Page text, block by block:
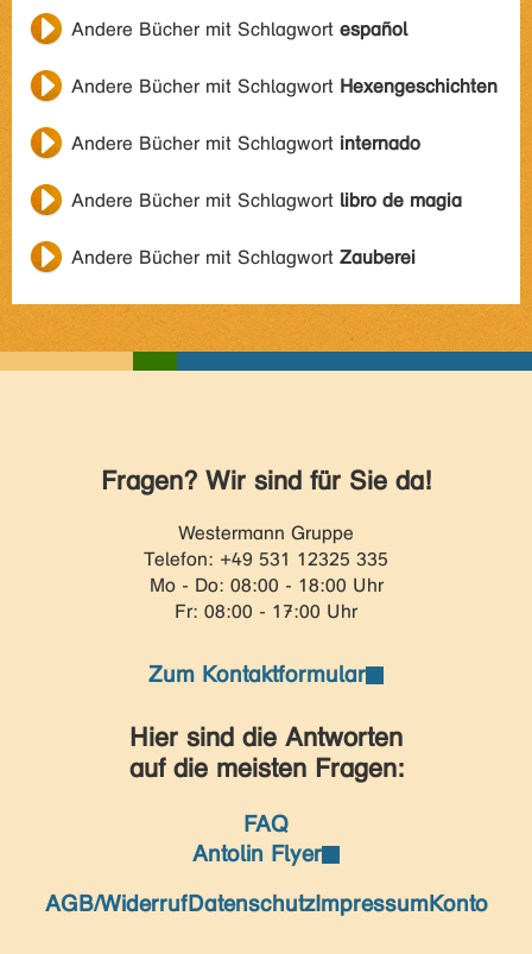
Andere Bücher mit Schlagwort español
Andere Bücher mit Schlagwort Hexengeschichten
Andere Bücher mit Schlagwort internado
Andere Bücher mit Schlagwort libro de magia
Andere Bücher mit Schlagwort Zauberei